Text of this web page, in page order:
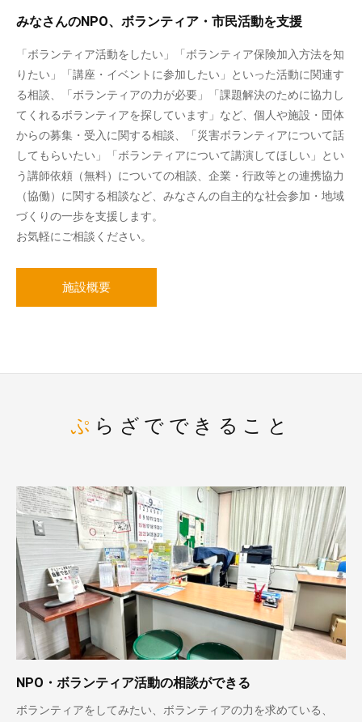
みなさんのNPO、ボランティア・市民活動を支援
「ボランティア活動をしたい」「ボランティア保険加入方法を知
りたい」「講座・イベントに参加したい」といった活動に関連す
る相談、「ボランティアの力が必要」「課題解決のために協力し
てくれるボランティアを探しています」など、個人や施設・団体
からの募集・受入に関する相談、「災害ボランティアについて話
してもらいたい」「ボランティアについて講演してほしい」とい
う講師依頼（無料）についての相談、企業・行政等との連携協力
（協働）に関する相談など、みなさんの自主的な社会参加・地域
づくりの一歩を支援します。
お気軽にご相談ください。
施設概要
ぷらざでできること
NPO・ボランティア活動の相談ができる
ボランティアをしてみたい、ボランティアの力を求めている、